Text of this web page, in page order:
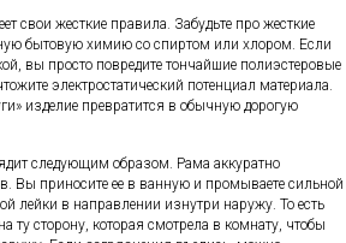
свои жесткие правила. Забудьте про жесткие
бытовую химию со спиртом или хлором. Если
вы просто повредите тончайшие полиэстеровые
электростатический потенциал материала.
изделие превратится в обычную дорогую
следующим образом. Рама аккуратно
Вы приносите ее в ванную и промываете сильной
лейки в направлении изнутри наружу. То есть
ту сторону, которая смотрела в комнату, чтобы